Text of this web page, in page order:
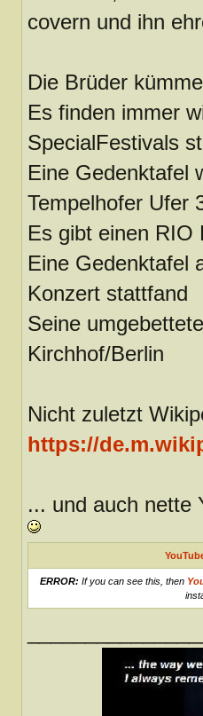
covern und ihn
Die Brüder
Es finden immer
SpecialFestivals
Eine Gedenktafel
Tempelhofer Ufer
Es gibt einen RIO
Eine Gedenktafel
Konzert stattfand
Seine
Kirchhof/Berlin
Nicht zuletzt
https://
... und auch nette
ERROR: If you can see this, then